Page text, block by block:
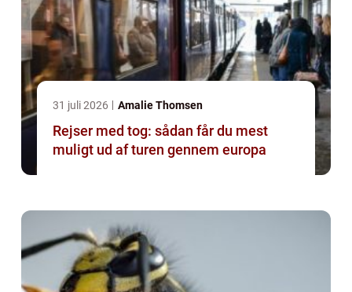
31 juli 2026 Amalie Thomsen
Rejser med tog: sådan får du mest
muligt ud af turen gennem europa